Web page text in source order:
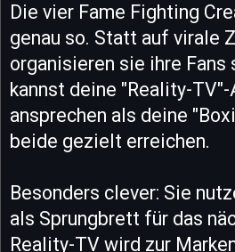
Die vier Fame Fighting
genau so. Statt auf virale
organisieren sie ihre Fans
kannst deine "Reality-TV"-
ansprechen als deine
beide gezielt erreichen.
Besonders clever: Sie
als Sprungbrett für das
Reality-TV wird zur